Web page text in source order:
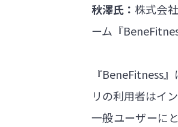
秋澤氏： 株式会
ーム『
『BeneFitness
リの利用者はイ
一般ユーザーに